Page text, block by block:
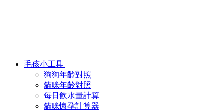
毛孩小工具
狗狗年齡對照
貓咪年齡對照
每日飲水量計算
貓咪懷孕計算器